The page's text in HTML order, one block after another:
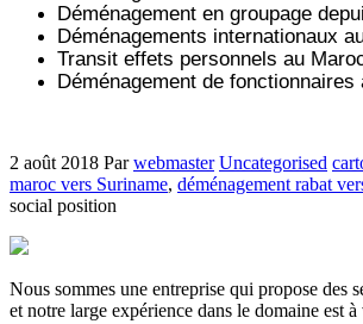
Déménagement en groupage
Déménagements internationaux
Transit effets personnels au
Déménagement de fonctionnaires
2 août 2018 Parwebmaster Uncategorised
maroc vers Suriname, déménagement rabat
social position
Nous sommes une entreprise qui propose des
et notre large expérience dans le domaine est